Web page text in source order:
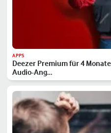
APPS
Deezer Premium für 4
Audio-Ang…